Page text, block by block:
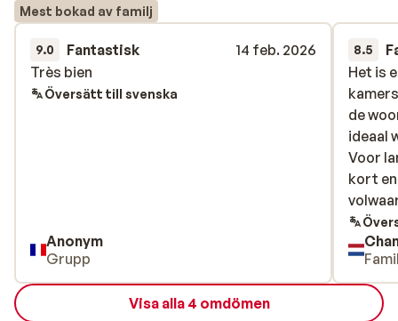
Mest bokad av familj
9.0 Fantastisk
14 feb. 2026
Très bien
Très bien
Översätt till svenska
Anonym
Grupp
8.5
Het is
de
ideaal
Voor
kort
een
Het is
de
ideaal
Voor
kort
Visa alla 4 omdömen